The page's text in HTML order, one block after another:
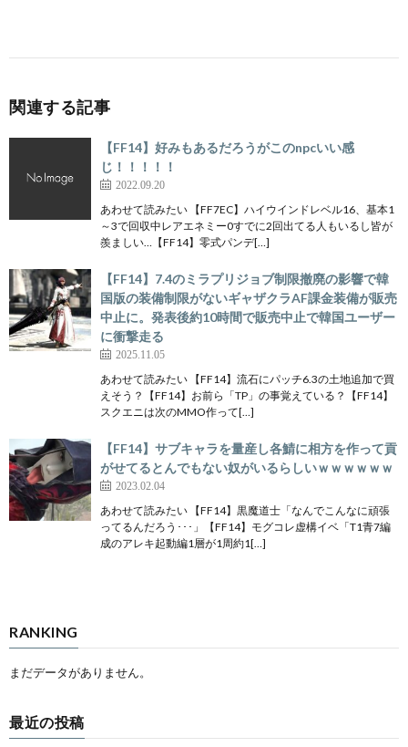
関連する記事
【FF14】好みもあるだろうがこのnpcいい感
じ！！！！！
2022.09.20
あわせて読みたい 【FF7EC】ハイウインドレベル16、基本1
～3で回収中レアエネミー0すでに2回出てる人もいるし皆が
羨ましい…【FF14】零式パンデ[…]
【FF14】7.4のミラプリジョブ制限撤廃の影響で韓
国版の装備制限がないギャザクラAF課金装備が販売
中止に。発表後約10時間で販売中止で韓国ユーザー
に衝撃走る
2025.11.05
あわせて読みたい 【FF14】流石にパッチ6.3の土地追加で買
えそう？【FF14】お前ら「TP」の事覚えている？【FF14】
スクエニは次のMMO作って[…]
【FF14】サブキャラを量産し各鯖に相方を作って貢
がせてるとんでもない奴がいるらしいｗｗｗｗｗｗ
2023.02.04
あわせて読みたい 【FF14】黒魔道士「なんでこんなに頑張
ってるんだろう･･･」【FF14】モグコレ虚構イベ「T1青7編
成のアレキ起動編1層が1周約1[…]
RANKING
まだデータがありません。
最近の投稿